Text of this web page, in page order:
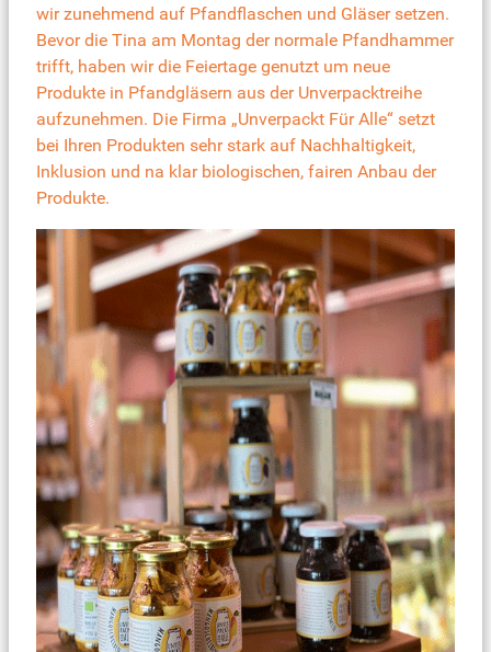
wir zunehmend auf Pfandflaschen und Gläser setzen.
Bevor die Tina am Montag der normale Pfandhammer
trifft, haben wir die Feiertage genutzt um neue
Produkte in Pfandgläsern aus der Unverpacktreihe
aufzunehmen. Die Firma „Unverpackt Für Alle“ setzt
bei Ihren Produkten sehr stark auf Nachhaltigkeit,
Inklusion und na klar biologischen, fairen Anbau der
Produkte.